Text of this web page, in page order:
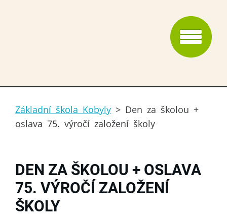
Základní škola Kobyly > Den za školou +
oslava 75. výročí založení školy
DEN ZA ŠKOLOU + OSLAVA
75. VÝROČÍ ZALOŽENÍ
ŠKOLY